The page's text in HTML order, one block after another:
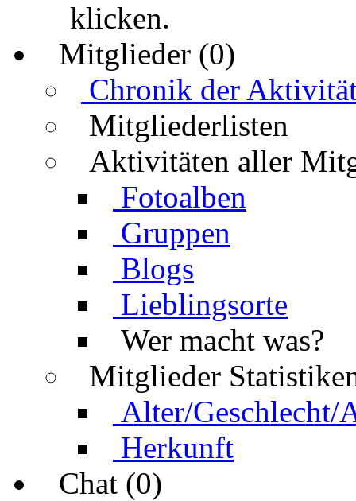
klicken.
Mitglieder (0)
Chronik der
Mitgliederlisten
Aktivitäten aller
Fotoalben
Gruppen
Blogs
Lieblingsorte
Wer macht was?
Mitglieder
Alter/Geschlecht/
Herkunft
Chat (0)